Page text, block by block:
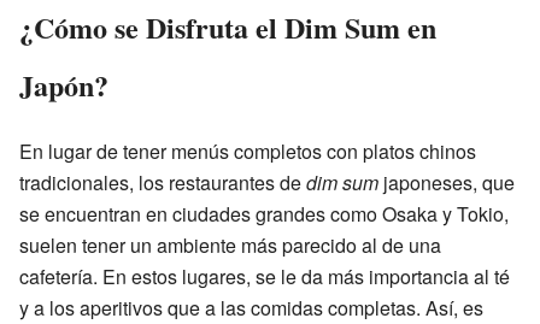
¿Cómo se Disfruta el Dim Sum en
Japón?
En lugar de tener menús completos con platos chinos
tradicionales, los restaurantes dedim sum japoneses, que
se encuentran en ciudades grandes como Osaka y Tokio,
suelen tener un ambiente más parecido al de una
cafetería. En estos lugares, se le da más importancia al té
y a los aperitivos que a las comidas completas. Así, es